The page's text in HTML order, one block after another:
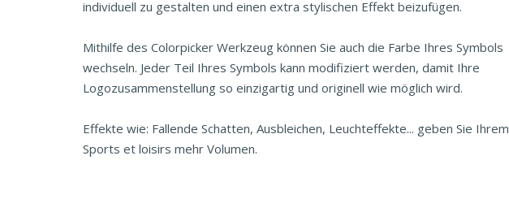
individuell zu gestalten und einen extra stylischen Effekt beizufügen.
Mithilfe des Colorpicker Werkzeug können Sie auch die Farbe Ihres Symbols
wechseln. Jeder Teil Ihres Symbols kann modifiziert werden, damit Ihre
Logozusammenstellung so einzigartig und originell wie möglich wird.
Effekte wie: Fallende Schatten, Ausbleichen, Leuchteffekte... geben Sie Ihrem
Sports et loisirs mehr Volumen.